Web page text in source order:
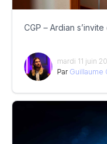
CGP – Ardian
mardi 11 juin
Par Guillaume